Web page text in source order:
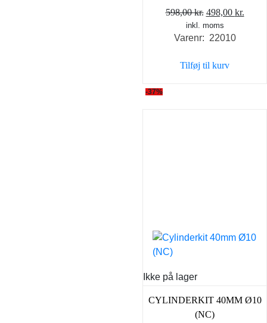
598,00kr. Den
oprindelige
pris
598,00 kr..
498,00 kr.
inkl. moms
Varenr: 22010
Tilføj til kurv
-37%
Ikke på lager
CYLINDERKIT 40MM Ø10
(NC)